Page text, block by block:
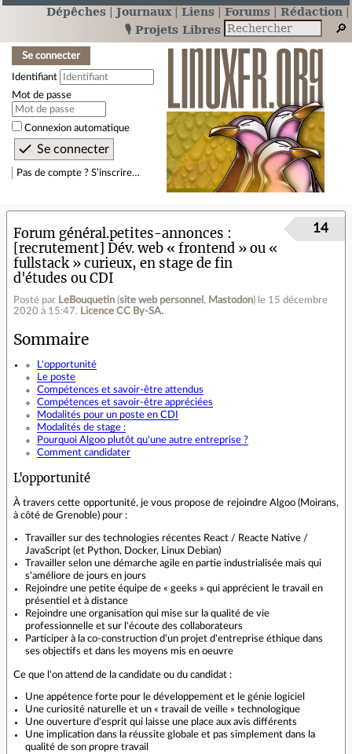
Dépêches Journaux Liens Forums
Rédaction
🎙️ Projets Libres
Se connecter
Identifiant
Mot de passe
Connexion automatique
Pas de compte ? S’inscrire…
Forum général.petites-annonces
[recrutement] Dév. web « frontend » ou «
fullstack » curieux, en stage de fin
d'études ou CDI
Posté par LeBouquetin (site web personnel , Mastodon) le 15 décembre
2020 à 15:47. Licence CC By‑SA.
14
Sommaire
L'opportunité
Le poste
Compétences et savoir-être attendus
Compétences et savoir-être appréciées
Modalités pour un poste en CDI
Modalités de stage :
Pourquoi Algoo plutôt qu'une autre entreprise ?
Comment candidater
L'opportunité
À travers cette opportunité, je vous propose de rejoindre Algoo (Moirans,
à côté de Grenoble) pour :
Travailler sur des technologies récentes React / Reacte Native /
JavaScript (et Python, Docker, Linux Debian)
Travailler selon une démarche agile en partie industrialisée mais qui
s'améliore de jours en jours
Rejoindre une petite équipe de « geeks » qui apprécient le travail en
présentiel et à distance
Rejoindre une organisation qui mise sur la qualité de vie
professionnelle et sur l'écoute des collaborateurs
Participer à la co-construction d'un projet d'entreprise éthique dans
ses objectifs et dans les moyens mis en oeuvre
Ce que l'on attend de la candidate ou du candidat :
Une appétence forte pour le développement et le génie logiciel
Une curiosité naturelle et un « travail de veille » technologique
Une ouverture d'esprit qui laisse une place aux avis différents
Une implication dans la réussite globale et pas simplement dans la
qualité de son propre travail